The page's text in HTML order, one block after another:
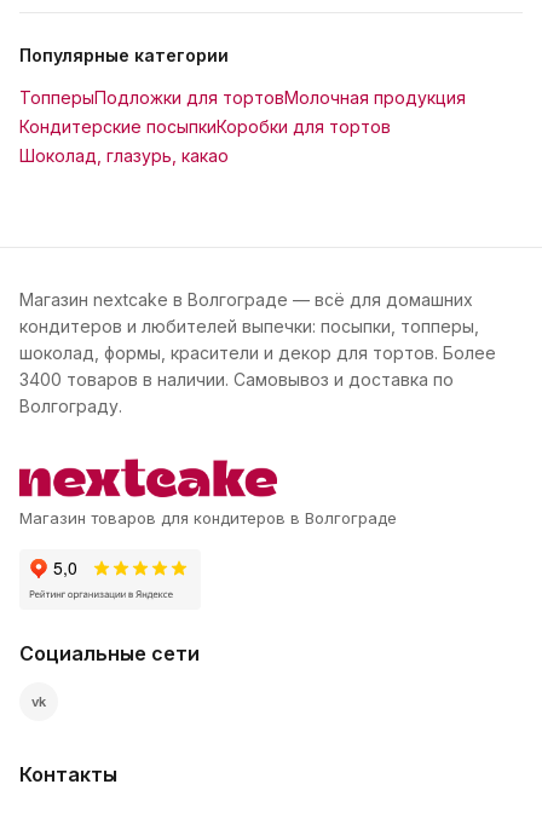
Популярные категории
ТопперыПодложки для тортовМолочная продукция
Кондитерские посыпкиКоробки для тортов
Шоколад, глазурь, какао
Магазин nextcake в Волгограде — всё для домашних
кондитеров и любителей выпечки: посыпки, топперы,
шоколад, формы, красители и декор для тортов. Более
3400 товаров в наличии. Самовывоз и доставка по
Волгограду.
Магазин товаров для кондитеров в Волгограде
Социальные сети
vk
Контакты